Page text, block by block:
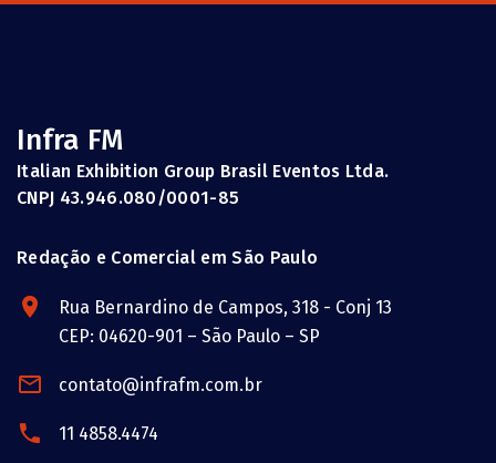
Infra FM
Italian Exhibition Group Brasil Eventos Ltda.
CNPJ 43.946.080/0001-85
Redação e Comercial em São Paulo
Rua Bernardino de Campos, 318 - Conj 13
CEP: 04620-901 – São Paulo – SP
contato@infrafm.com.br
11 4858.4474